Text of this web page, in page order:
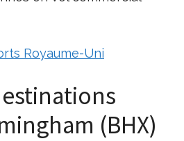
Royaume-Uni
(BHX)